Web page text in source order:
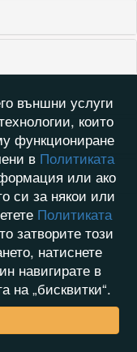
външни услуги
които
функциониране
в Политиката
или ако
си за някои или
Политиката
затворите този
натиснете
навигирате в
на „бисквитки“.